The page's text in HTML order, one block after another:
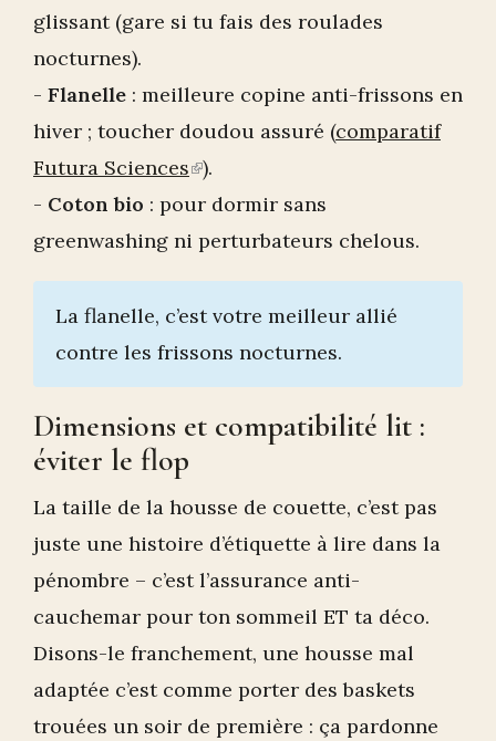
glissant (gare si tu fais des roulades
nocturnes).
- Flanelle : meilleure copine anti-frissons en
hiver ; toucher doudou assuré (comparatif
Futura Sciences(link
is
external)
).
- Coton bio : pour dormir sans
greenwashing ni perturbateurs chelous.
La flanelle, c’est votre meilleur allié
contre les frissons nocturnes.
Dimensions et compatibilité lit :
éviter le flop
La taille de la housse de couette, c’est pas
juste une histoire d’étiquette à lire dans la
pénombre – c’est l’assurance anti-
cauchemar pour ton sommeil ET ta déco.
Disons-le franchement, une housse mal
adaptée c’est comme porter des baskets
trouées un soir de première : ça pardonne